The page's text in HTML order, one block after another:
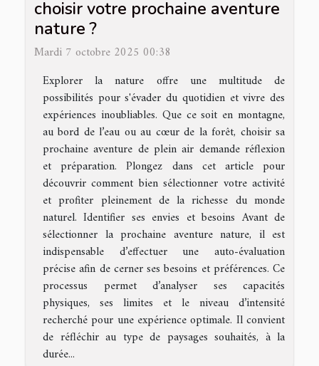
choisir votre prochaine aventure
nature ?
Mardi 7 octobre 2025 00:38
Explorer la nature offre une multitude de
possibilités pour s'évader du quotidien et vivre des
expériences inoubliables. Que ce soit en montagne,
au bord de l’eau ou au cœur de la forêt, choisir sa
prochaine aventure de plein air demande réflexion
et préparation. Plongez dans cet article pour
découvrir comment bien sélectionner votre activité
et profiter pleinement de la richesse du monde
naturel. Identifier ses envies et besoins Avant de
sélectionner la prochaine aventure nature, il est
indispensable d’effectuer une auto-évaluation
précise afin de cerner ses besoins et préférences. Ce
processus permet d’analyser ses capacités
physiques, ses limites et le niveau d’intensité
recherché pour une expérience optimale. Il convient
de réfléchir au type de paysages souhaités, à la
durée...